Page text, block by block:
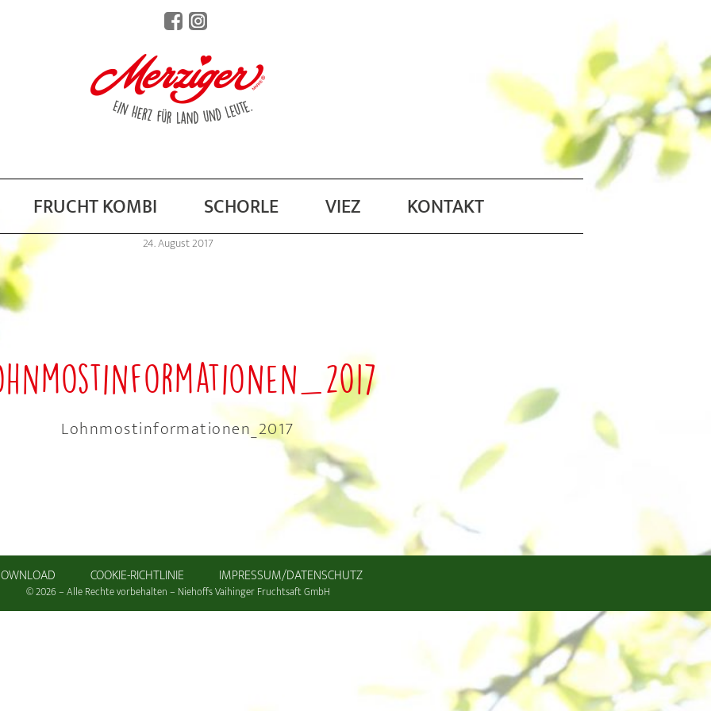
FRUCHT KOMBI SCHORLE VIEZ KONTAKT
24. August 2017
Lohnmostinformationen_2017
COOKIE-RICHTLINIE IMPRESSUM/DATENSCHUTZ
© 2026 – Alle Rechte vorbehalten – Niehoffs Vaihinger Fruchtsaft GmbH